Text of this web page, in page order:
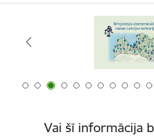
Vai šī informācija